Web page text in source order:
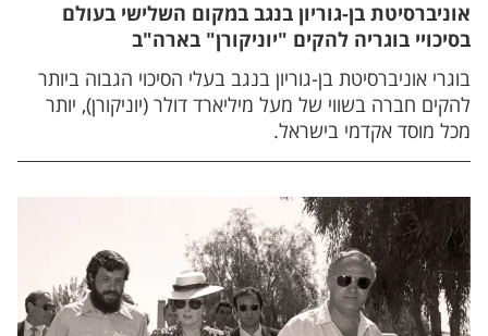
אוניברסיטת בן-גוריון בנגב במקום השלישי בעולם
בסיכויי בוגריה להקים "יוניקורן" בארה"ב
בוגרי אוניברסיטת בן-גוריון בנגב בעלי הסיכוי הגבוה ביותר
להקים חברה בשווי של מעל מיליארד דולר (יוניקורן), יותר
מכל מוסד אקדמי בישראל.